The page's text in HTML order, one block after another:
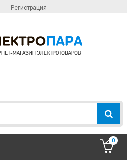
Регистрация
0